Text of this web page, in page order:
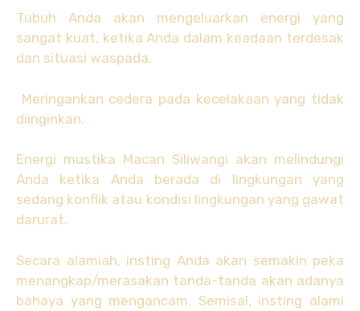
Tubuh Anda akan mengeluarkan energi yang
sangat kuat, ketika Anda dalam keadaan terdesak
dan situasi waspada.
Meringankan cedera pada kecelakaan yang tidak
diinginkan.
Energi mustika Macan Siliwangi akan melindungi
Anda ketika Anda berada di lingkungan yang
sedang konflik atau kondisi lingkungan yang gawat
darurat.
Secara alamiah, insting Anda akan semakin peka
menangkap/merasakan tanda-tanda akan adanya
bahaya yang mengancam. Semisal, insting alami